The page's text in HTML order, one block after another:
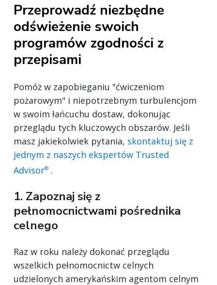
Przeprowadź niezbędne
odświeżenie swoich
programów zgodności z
przepisami
Pomóż w zapobieganiu "ćwiczeniom
pożarowym" i niepotrzebnym turbulencjom
w swoim łańcuchu dostaw, dokonując
przeglądu tych kluczowych obszarów. Jeśli
masz jakiekolwiek pytania, skontaktuj się z
jednym z naszych ekspertów Trusted
Advisor® .
1. Zapoznaj się z
pełnomocnictwami pośrednika
celnego
Raz w roku należy dokonać przeglądu
wszelkich pełnomocnictw celnych
udzielonych amerykańskim agentom celnym